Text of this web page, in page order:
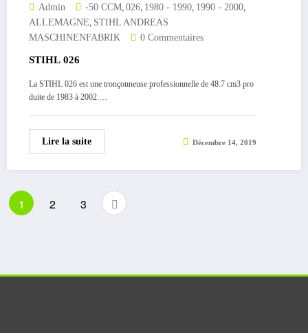
Admin -50 CCM, 026, 1980 - 1990, 1990 - 2000,
ALLEMAGNE, STIHL ANDREAS
MASCHINENFABRIK
0 Commentaires
STIHL 026
La STIHL 026 est une tronçonneuse professionnelle de 48.7 cm3 pro
duite de 1983 à 2002.…
Lire la suite Décembre 14, 2019
Pagination
1 2 3